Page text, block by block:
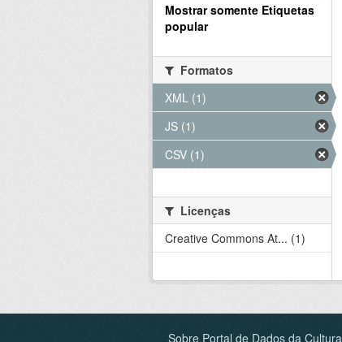
Mostrar somente Etiquetas
popular
Formatos
XML (1)
JS (1)
CSV (1)
Licenças
Creative Commons At... (1)
Sobre Portal de Dados da Cultura